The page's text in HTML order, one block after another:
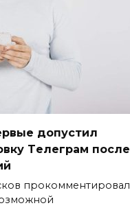
допустил
Tелеграм после
прокомментировал